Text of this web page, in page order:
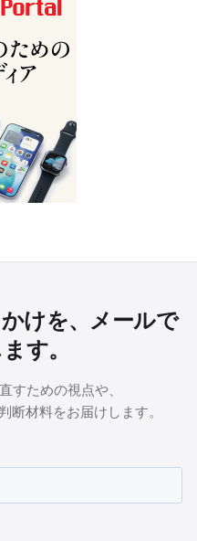
けを、メールで
す。
すための視点や、
材料をお届けします。